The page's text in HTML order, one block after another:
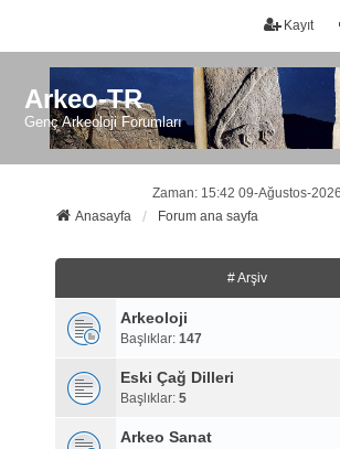
Kayıt
Arkeo-TR
Genç Arkeoloji Forumları
Zaman: 15:42 09-Ağustos-2026
Anasayfa
Forum ana sayfa
# Arşiv
Arkeoloji
Başlıklar: 147
Eski Çağ Dilleri
Başlıklar: 5
Arkeo Sanat